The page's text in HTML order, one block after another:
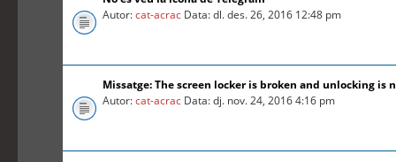
Autor:cat-acrac Data: dl. des. 26, 2016 12:48 pm
Missatge: The screen locker is broken and unlocking is
Autor:cat-acrac Data: dj. nov. 24, 2016 4:16 pm